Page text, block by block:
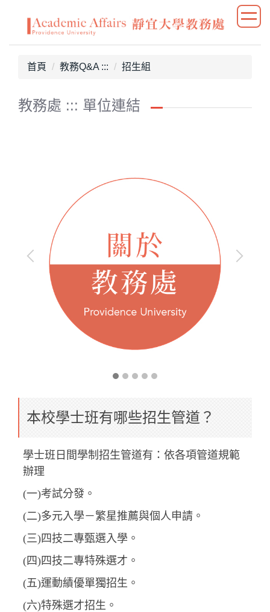
首頁 教務Q&A ::: 招生組
教務處 ::: 單位連結
本校學士班有哪些招生管道？
學士班日間學制招生管道有：依各項管道規範
辦理
(一)考試分發。
(二)多元入學－繁星推薦與個人申請。
(三)四技二專甄選入學。
(四)四技二專特殊選才。
(五)運動績優單獨招生。
(六)特殊選才招生。